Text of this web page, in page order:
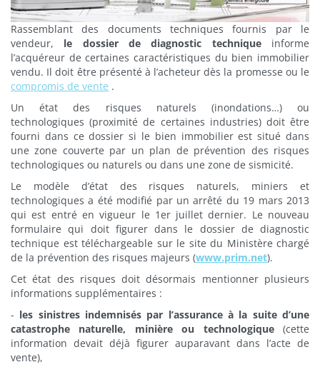
Rassemblant des documents techniques fournis par le
vendeur, le dossier de diagnostic techniqueinforme
l’acquéreur de certaines caractéristiques du bien immobilier
vendu. Il doit être présenté à l’acheteur dès la promesse ou le
compromis de vente .
Un état des risques naturels (inondations…) ou
technologiques (proximité de certaines industries) doit être
fourni dans ce dossier si le bien immobilier est situé dans
une zone couverte par un plan de prévention des risques
technologiques ou naturels ou dans une zone de sismicité.
Le modèle d’état des risques naturels, miniers et
technologiques a été modifié par un arrêté du 19 mars 2013
qui est entré en vigueur le 1er juillet dernier. Le nouveau
formulaire qui doit figurer dans le dossier de diagnostic
technique est téléchargeable sur le site du Ministère chargé
de la prévention des risques majeurs (www.prim.net).
Cet état des risques doit désormais mentionner plusieurs
informations supplémentaires :
- les sinistres indemnisés par l’assurance à la suite d’une
catastrophe naturelle, minière ou technologique (cette
information devait déjà figurer auparavant dans l’acte de
vente),